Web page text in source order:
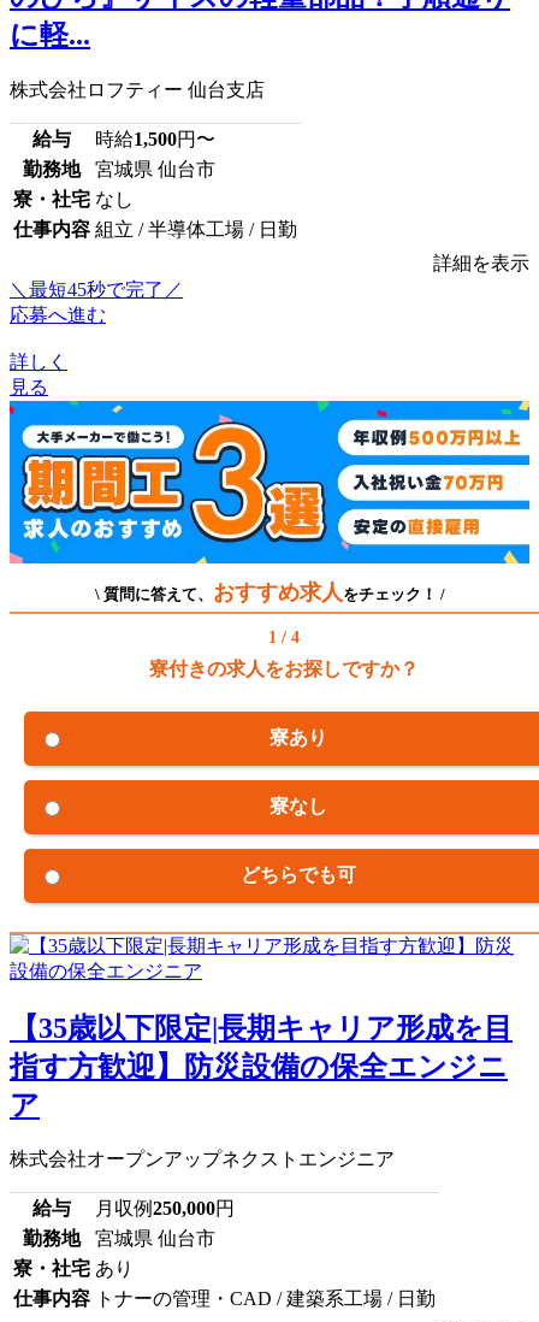
に軽...
株式会社ロフティー 仙台支店
給与 時給1,500円〜
勤務地
宮城県 仙台市
寮・社宅 なし
仕事内容 組立 / 半導体工場 / 日勤
詳細を表示
＼最短45秒で完了／
応募へ進む
詳しく
見る
\ 質問に答えて、 おすすめ求人 をチェック！ /
1 / 4
寮付きの求人をお探しですか？
寮あり
寮なし
どちらでも可
【35歳以下限定|長期キャリア形成を目
指す方歓迎】防災設備の保全エンジニ
ア
株式会社オープンアップネクストエンジニア
給与 月収例250,000円
勤務地
宮城県 仙台市
寮・社宅 あり
仕事内容
トナーの管理・CAD / 建築系工場 / 日勤